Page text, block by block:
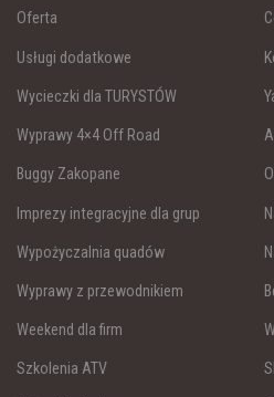
Oferta
Usługi dodatkowe
Wycieczki dla TURYSTÓW
Wyprawy 4×4 Off Road
Buggy Zakopane
Imprezy integracyjne dla grup
Wypożyczalnia quadów
Wyprawy z przewodnikiem
Weekend dla firm
Szkolenia ATV